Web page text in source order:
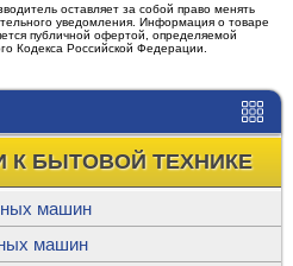
К БЫТОВОЙ ТЕХНИКЕ
машин
машин
оставляет за собой право менять
уведомления. Информация о товаре
публичной офертой, определяемой
Кодекса Российской Федерации.